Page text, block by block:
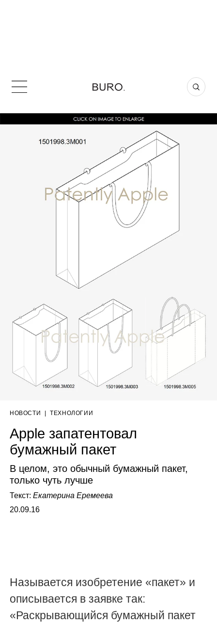
НОВОСТИ ТЕХНОЛОГИИ
Apple запатентовал
бумажный пакет
В целом, это обычный бумажный пакет,
только чуть лучше
Текст: Екатерина Еремеева
20.09.16
Называется изобретение «пакет» и
описывается в заявке так:
«Раскрывающийся бумажный пакет